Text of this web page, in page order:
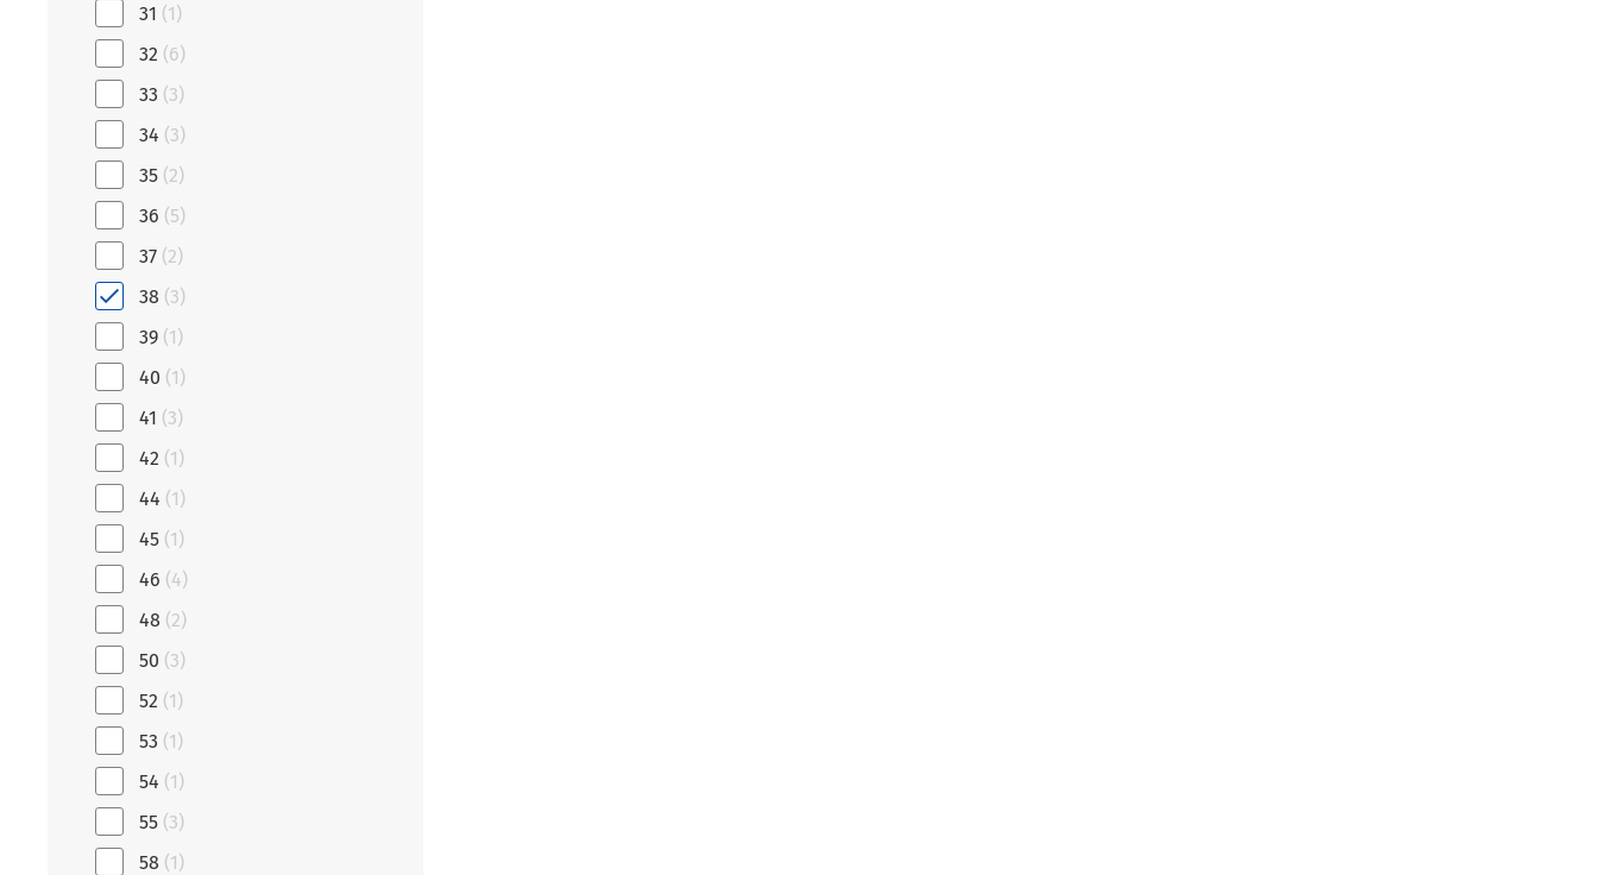
31 (1)
32 (6)
33 (3)
34 (3)
35 (2)
36 (5)
37 (2)
38 (3)
39 (1)
40 (1)
41 (3)
42 (1)
44 (1)
45 (1)
46 (4)
48 (2)
50 (3)
52 (1)
53 (1)
54 (1)
55 (3)
58 (1)